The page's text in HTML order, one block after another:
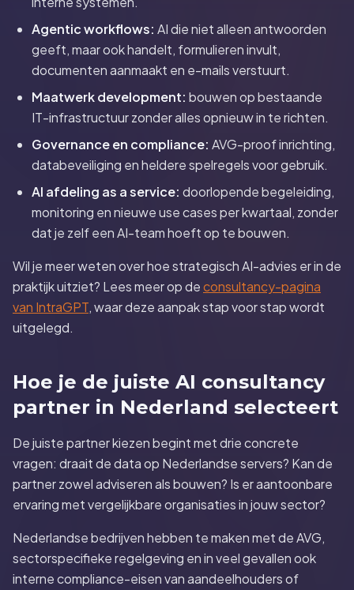
Agentic workflows: AI die niet alleen antwoorden
geeft, maar ook handelt, formulieren invult,
documenten aanmaakt en e-mails verstuurt.
Maatwerk development: bouwen op bestaande
IT-infrastructuur zonder alles opnieuw in te richten.
Governance en compliance: AVG-proof inrichting,
databeveiliging en heldere spelregels voor gebruik.
AI afdeling as a service: doorlopende begeleiding,
monitoring en nieuwe use cases per kwartaal, zonder
dat je zelf een AI-team hoeft op te bouwen.
Wil je meer weten over hoe strategisch AI-advies er in de
praktijk uitziet? Lees meer op deconsultancy-pagina
van IntraGPT, waar deze aanpak stap voor stap wordt
uitgelegd.
Hoe je de juiste AI consultancy
partner in Nederland selecteert
De juiste partner kiezen begint met drie concrete
vragen: draait de data op Nederlandse servers? Kan de
partner zowel adviseren als bouwen? Is er aantoonbare
ervaring met vergelijkbare organisaties in jouw sector?
Nederlandse bedrijven hebben te maken met de AVG,
sectorspecifieke regelgeving en in veel gevallen ook
interne compliance-eisen van aandeelhouders of